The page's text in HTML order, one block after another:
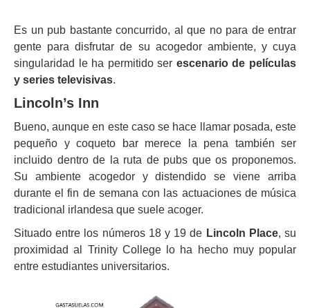
Es un pub bastante concurrido, al que no para de entrar
gente para disfrutar de su acogedor ambiente, y cuya
singularidad le ha permitido ser escenario de películas
y series televisivas.
Lincoln’s Inn
Bueno, aunque en este caso se hace llamar posada, este
pequeño y coqueto bar merece la pena también ser
incluido dentro de la ruta de pubs que os proponemos.
Su ambiente acogedor y distendido se viene arriba
durante el fin de semana con las actuaciones de música
tradicional irlandesa que suele acoger.
Situado entre los números 18 y 19 de Lincoln Place, su
proximidad al Trinity College lo ha hecho muy popular
entre estudiantes universitarios.